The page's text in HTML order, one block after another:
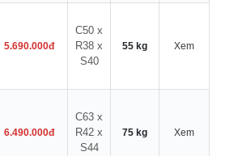
5.690.000đ
C50 x
R38 x
S40
55 kg Xem
6.490.000đ
C63 x
R42 x
S44
75 kg Xem